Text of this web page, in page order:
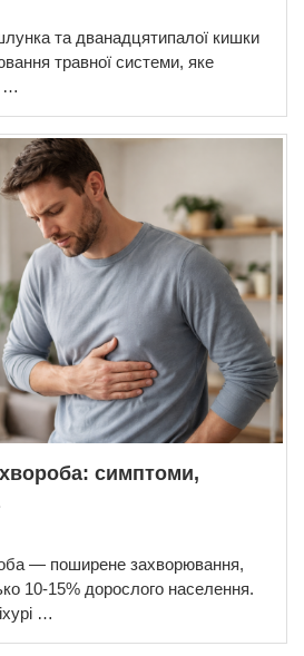
та дванадцятипалої кишки
травної системи, яке
…
симптоми,
— поширене захворювання,
10-15% дорослого населення.
…